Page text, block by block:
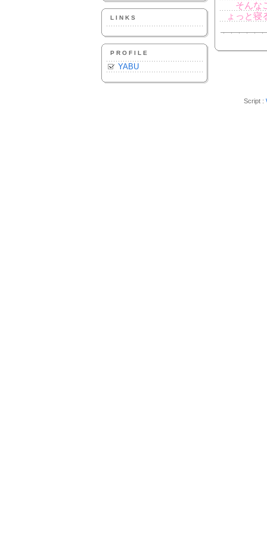
LINKS
PROFILE
YABU
そんな
ょっと寝
Script :